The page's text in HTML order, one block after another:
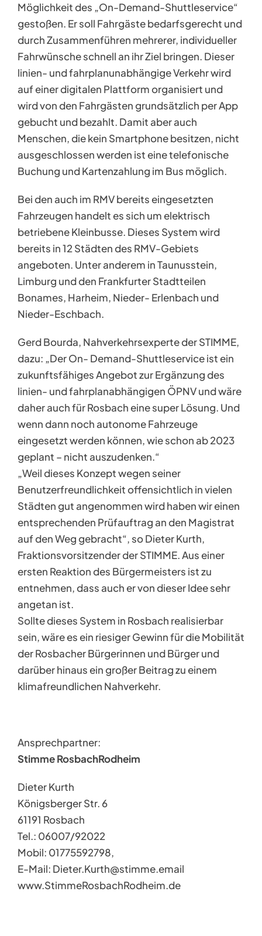
Möglichkeit des „On-Demand-Shuttleservice“
gestoßen. Er soll Fahrgäste bedarfsgerecht und
durch Zusammenführen mehrerer, individueller
Fahrwünsche schnell an ihr Ziel bringen. Dieser
linien- und fahrplanunabhängige Verkehr wird
auf einer digitalen Plattform organisiert und
wird von den Fahrgästen grundsätzlich per App
gebucht und bezahlt. Damit aber auch
Menschen, die kein Smartphone besitzen, nicht
ausgeschlossen werden ist eine telefonische
Buchung und Kartenzahlung im Bus möglich.
Bei den auch im RMV bereits eingesetzten
Fahrzeugen handelt es sich um elektrisch
betriebene Kleinbusse. Dieses System wird
bereits in 12 Städten des RMV-Gebiets
angeboten. Unter anderem in Taunusstein,
Limburg und den Frankfurter Stadtteilen
Bonames, Harheim, Nieder- Erlenbach und
Nieder-Eschbach.
Gerd Bourda, Nahverkehrsexperte der STIMME,
dazu: „Der On- Demand-Shuttleservice ist ein
zukunftsfähiges Angebot zur Ergänzung des
linien- und fahrplanabhängigen ÖPNV und wäre
daher auch für Rosbach eine super Lösung. Und
wenn dann noch autonome Fahrzeuge
eingesetzt werden können, wie schon ab 2023
geplant – nicht auszudenken.“
„Weil dieses Konzept wegen seiner
Benutzerfreundlichkeit offensichtlich in vielen
Städten gut angenommen wird haben wir einen
entsprechenden Prüfauftrag an den Magistrat
auf den Weg gebracht“, so Dieter Kurth,
Fraktionsvorsitzender der STIMME. Aus einer
ersten Reaktion des Bürgermeisters ist zu
entnehmen, dass auch er von dieser Idee sehr
angetan ist.
Sollte dieses System in Rosbach realisierbar
sein, wäre es ein riesiger Gewinn für die Mobilität
der Rosbacher Bürgerinnen und Bürger und
darüber hinaus ein großer Beitrag zu einem
klimafreundlichen Nahverkehr.
Ansprechpartner:
Stimme RosbachRodheim
Dieter Kurth
Königsberger Str. 6
61191 Rosbach
Tel.: 06007/92022
Mobil: 01775592798,
E-Mail: Dieter.Kurth@stimme.email
www.StimmeRosbachRodheim.de